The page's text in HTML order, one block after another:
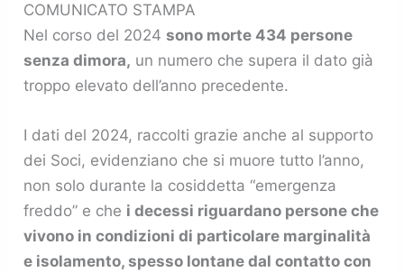
COMUNICATO STAMPA
Nel corso del 2024sono morte 434 persone
senza dimora, un numero che supera il dato già
troppo elevato dell’anno precedente.
I dati del 2024, raccolti grazie anche al supporto
dei Soci, evidenziano che si muore tutto l’anno,
non solo durante la cosiddetta “emergenza
freddo” e che i decessi riguardano persone che
vivono in condizioni di particolare marginalità
e isolamento, spesso lontane dal contatto con